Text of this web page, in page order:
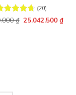
xếp
(20)
₫ Giá
25.042.500₫Giá